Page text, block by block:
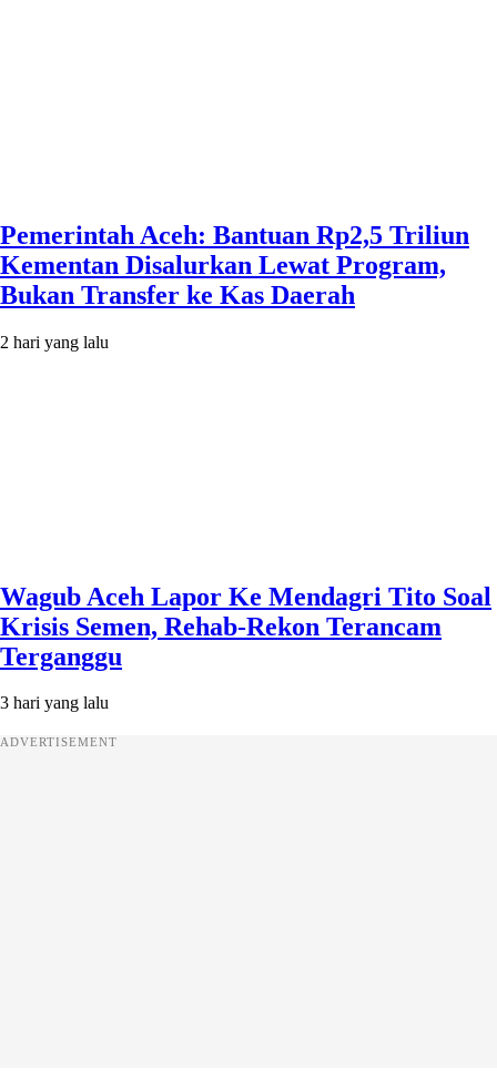
Pemerintah Aceh: Bantuan Rp2,5 Triliun
Kementan Disalurkan Lewat Program,
Bukan Transfer ke Kas Daerah
2 hari yang lalu
Wagub Aceh Lapor Ke Mendagri Tito Soal
Krisis Semen, Rehab-Rekon Terancam
Terganggu
3 hari yang lalu
ADVERTISEMENT